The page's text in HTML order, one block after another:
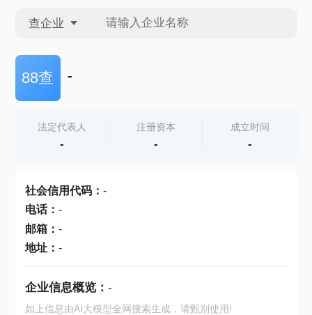
查企业
查企业
查产地
88查 -
法定代表人
-
注册资本
-
成立时间
-
社会信用代码： -
电话： -
邮箱： -
地址： -
企业信息概览： -
如上信息由AI大模型全网搜索生成，请甄别使用!